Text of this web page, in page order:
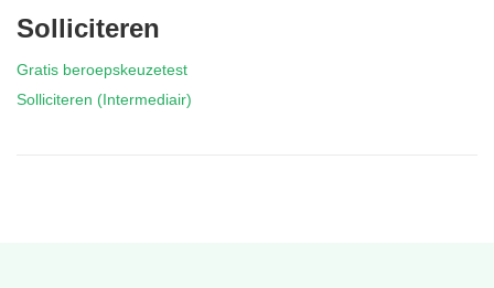
Solliciteren
Gratis beroepskeuzetest
Solliciteren (Intermediair)